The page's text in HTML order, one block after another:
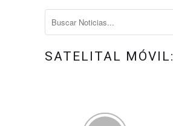
SATELITAL MÓVIL: